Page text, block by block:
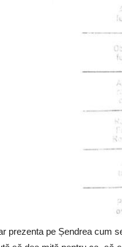
prezenta pe Șendrea cum